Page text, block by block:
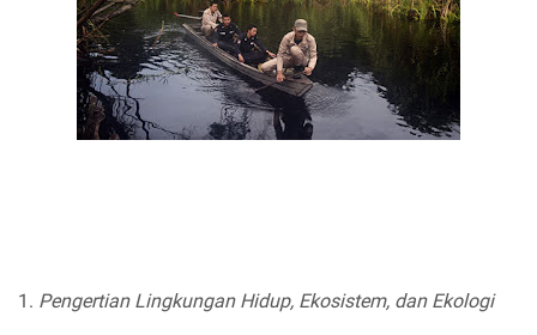
1. Pengertian Lingkungan Hidup, Ekosistem, dan Ekologi